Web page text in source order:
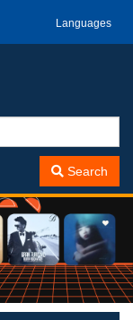
Languages
Search